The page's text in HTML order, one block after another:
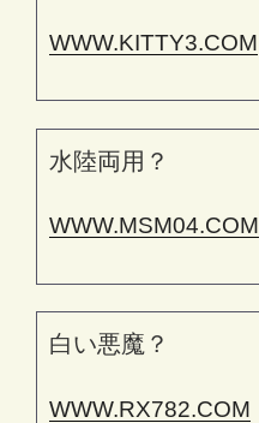
WWW.KITTY3.COM
水陸両用？
WWW.MSM04.COM
白い悪魔？
WWW.RX782.COM